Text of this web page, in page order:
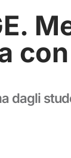
dagli